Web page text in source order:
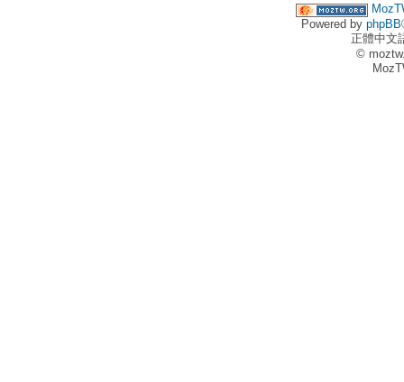
Powered by phpBB
正體中文
©